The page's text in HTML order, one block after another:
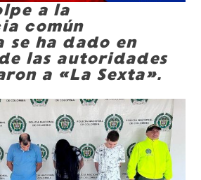
a la
común
se ha dado en
las autoridades
a «La Sexta».